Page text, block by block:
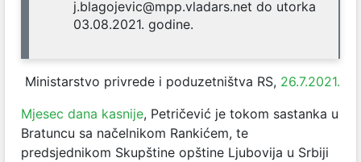
j.blagojevic@mpp.vladars.net do utorka
03.08.2021. godine.
Ministarstvo privrede i poduzetništva RS, 26.7.2021.
Mjesec dana kasnije, Petričević je tokom sastanka u
Bratuncu sa načelnikom Rankićem, te
predsjednikom Skupštine opštine Ljubovija u Srbiji